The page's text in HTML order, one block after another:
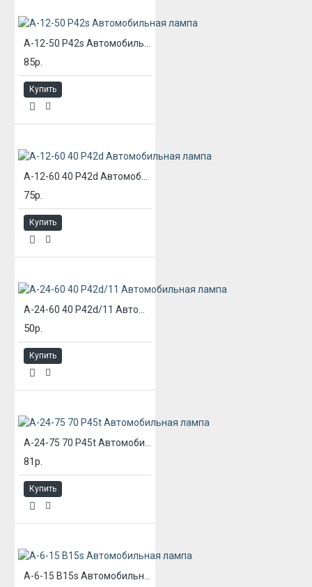
85р.
Купить
75р.
Купить
50р.
Купить
81р.
Купить